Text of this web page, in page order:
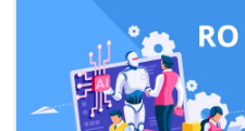
legislativă pentru